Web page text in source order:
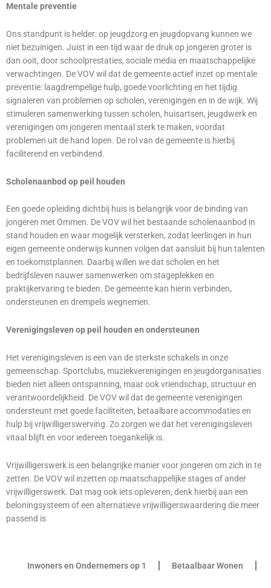
Mentale preventie
Ons standpunt is helder: op jeugdzorg en jeugdopvang kunnen we
niet bezuinigen. Juist in een tijd waar de druk op jongeren groter is
dan ooit, door schoolprestaties, sociale media en maatschappelijke
verwachtingen. De VOV wil dat de gemeente actief inzet op mentale
preventie: laagdrempelige hulp, goede voorlichting en het tijdig
signaleren van problemen op scholen, verenigingen en in de wijk. Wij
stimuleren samenwerking tussen scholen, huisartsen, jeugdwerk en
verenigingen om jongeren mentaal sterk te maken, voordat
problemen uit de hand lopen. De rol van de gemeente is hierbij
faciliterend en verbindend.
Scholenaanbod op peil houden
Een goede opleiding dichtbij huis is belangrijk voor de binding van
jongeren met Ommen. De VOV wil het bestaande scholenaanbod in
stand houden en waar mogelijk versterken, zodat leerlingen in hun
eigen gemeente onderwijs kunnen volgen dat aansluit bij hun talenten
en toekomstplannen. Daarbij willen we dat scholen en het
bedrijfsleven nauwer samenwerken om stageplekken en
praktijkervaring te bieden. De gemeente kan hierin verbinden,
ondersteunen en drempels wegnemen.
Verenigingsleven op peil houden en ondersteunen
Het verenigingsleven is een van de sterkste schakels in onze
gemeenschap. Sportclubs, muziekverenigingen en jeugdorganisaties
bieden niet alleen ontspanning, maar ook vriendschap, structuur en
verantwoordelijkheid. De VOV wil dat de gemeente verenigingen
ondersteunt met goede faciliteiten, betaalbare accommodaties en
hulp bij vrijwilligerswerving. Zo zorgen we dat het verenigingsleven
vitaal blijft en voor iedereen toegankelijk is.
Vrijwilligerswerk is een belangrijke manier voor jongeren om zich in te
zetten. De VOV wil inzetten op maatschappelijke stages of ander
vrijwilligerswerk. Dat mag ook iets opleveren; denk hierbij aan een
beloningsysteem of een alternatieve vrijwilligerswaardering die meer
passend is
Inwoners en Ondernemers op 1 Betaalbaar Wonen